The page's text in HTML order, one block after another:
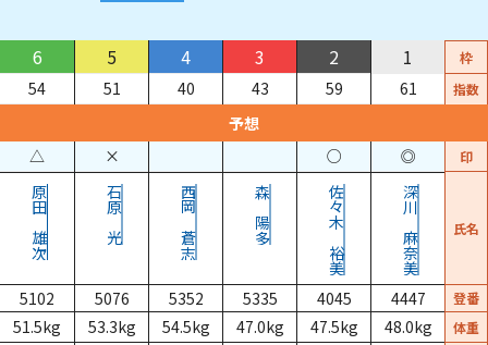
枠
1
2
3
4
5
6
指数
61
59
43
40
51
54
予想
印
◎
○
×
△
氏名
深川
麻奈美
佐々木
裕美
森
陽多
西岡
蒼志
石原
光
原田
雄次
登番
4447
4045
5335
5352
5076
5102
体重
48.0kg
47.5kg
47.0kg
54.5kg
53.3kg
51.5kg